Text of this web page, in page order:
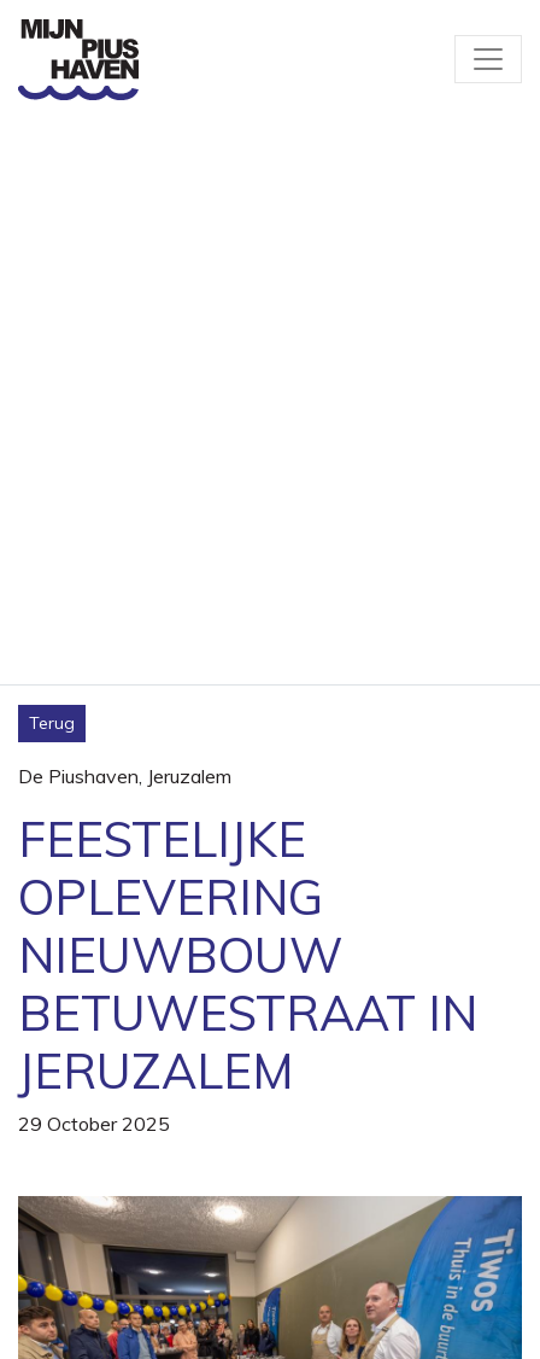
Terug
De Piushaven Jeruzalem
FEESTELIJKE
OPLEVERING
NIEUWBOUW
BETUWESTRAAT IN
JERUZALEM
29 October 2025